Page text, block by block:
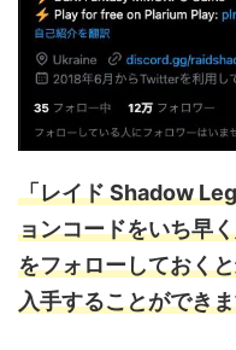
「レイド Shadow
ョンコードをいち早
をフォローしておく
入手することができ